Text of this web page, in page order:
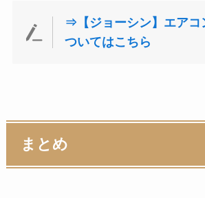
⇒【ジョーシン】エアコ
ついてはこちら
まとめ